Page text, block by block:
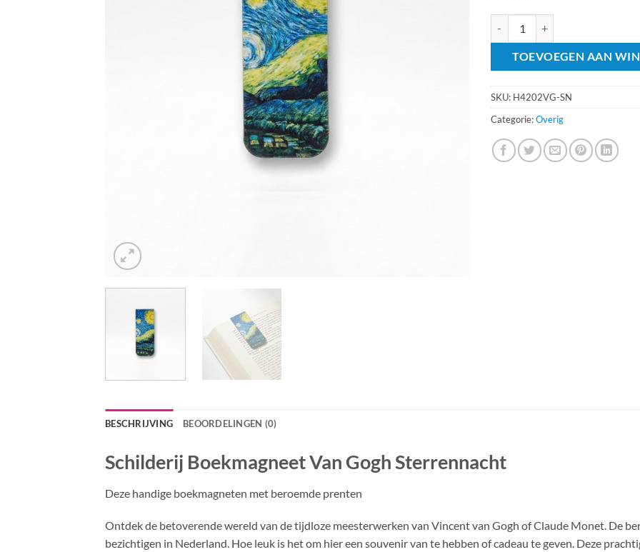
TOEVOEGEN AAN
SKU: H4202VG-SN
Categorie:Overig
BESCHRIJVING BEOORDELINGEN (0)
Schilderij Boekmagneet Van Gogh Sterrennacht
Deze handige boekmagneten met beroemde prenten
Ontdek de betoverende wereld van de tijdloze meesterwerken van Vincent van Gogh of Claude Monet. De
bezichtigen in Nederland. Hoe leuk is het om hier een souvenir van te hebben of cadeau te geven. Deze